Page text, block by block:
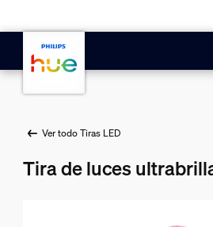
Ver todo Tiras LED
Tira de luces